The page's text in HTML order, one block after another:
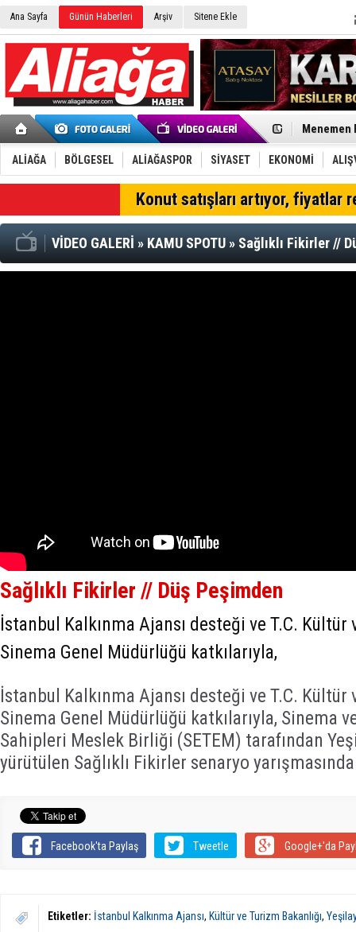
Ana Sayfa Günün Haberleri Arşiv Sitene Ekle
Havuz
Çoğunluk
Aliağa'da
Yeni
İzmir'in
CHP
Çağrısı
Onat
Aliağa'da
Furkan
Chp
AK Parti
SOCAR
Trafiği
ALİAĞA BÖLGESEL ALİAĞASPOR SİYASET EKONOMİ
Konut satışları artıyor, fiyatlar
VİDEO GALERİ » KAMU SPOTU » Sağlıklı Fikirler //
Sağlıklı Fikirler // Düş Peşimden
İstanbul Kalkınma Ajansı desteği ve T.C. Kültür
Sinema Genel Müdürlüğü katkılarıyla,
İstanbul Kalkınma Ajansı desteği ve T.C. Kültür
Sinema Genel Müdürlüğü katkılarıyla, Sinema
Sahipleri Meslek Birliği (SETEM) tarafından
yürütülen Sağlıklı Fikirler senaryo
Facebook'ta Paylaş Tweetle Google+'da
Etiketler: İstanbul Kalkınma Ajansı, Kültür ve Turizm Bakanlığı,